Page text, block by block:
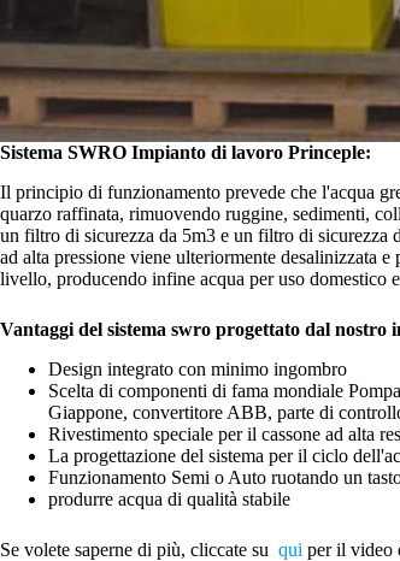
Sistema SWRO Impianto di lavoro Princeple:
Il principio di funzionamento prevede che l'acqua
quarzo raffinata, rimuovendo ruggine, sedimenti,
un filtro di sicurezza da 5m3 e un filtro di sicurezza
ad alta pressione viene ulteriormente desalinizzata
livello, producendo infine acqua per uso domestico
Vantaggi del sistema swro progettato dal nostro
Design integrato con minimo ingombro
Scelta di componenti di fama mondiale
Giappone, convertitore ABB, parte di
Rivestimento speciale per il cassone ad alta
La progettazione del sistema per il ciclo
Funzionamento Semi o Auto ruotando un
produrre acqua di qualità stabile
Se volete saperne di più, cliccate su qui per il video